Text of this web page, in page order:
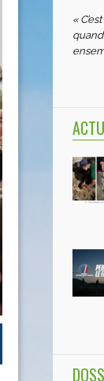
«